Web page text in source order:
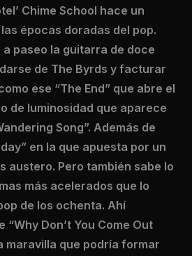
Chime School hace un
épocas doradas del pop.
paseo la guitarra de doce
de The Byrds y facturar
ese “The End” que abre el
de luminosidad que aparece
Song”. Además de
en la que apuesta por un
austero. Pero también sabe lo
más acelerados que lo
de los ochenta. Ahí
Don’t You Come Out
maravilla que podría formar